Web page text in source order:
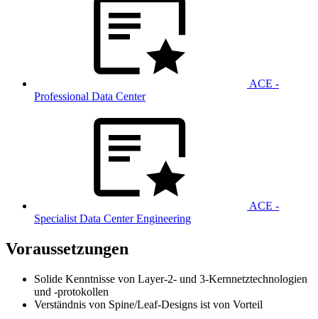
ACE -
Professional Data Center
ACE -
Specialist Data Center Engineering
Voraussetzungen
Solide Kenntnisse von Layer-2- und 3-Kernnetztechnologien
und -protokollen
Verständnis von Spine/Leaf-Designs ist von Vorteil